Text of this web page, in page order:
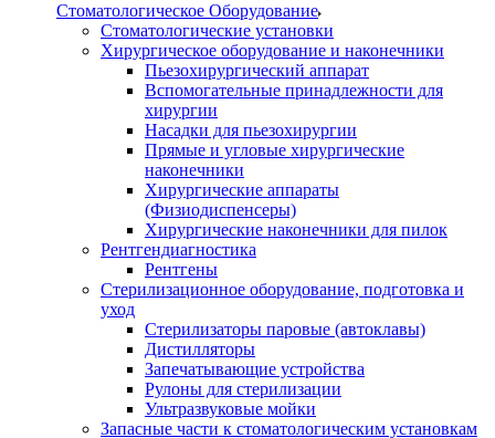
Стоматологическое Оборудование
Стоматологические установки
Хирургическое оборудование и наконечники
Пьезохирургический аппарат
Вспомогательные принадлежности для
хирургии
Насадки для пьезохирургии
Прямые и угловые хирургические
наконечники
Хирургические аппараты
(Физиодиспенсеры)
Хирургические наконечники для пилок
Рентгендиагностика
Рентгены
Стерилизационное оборудование, подготовка и
уход
Стерилизаторы паровые (автоклавы)
Дистилляторы
Запечатывающие устройства
Рулоны для стерилизации
Ультразвуковые мойки
Запасные части к стоматологическим установкам